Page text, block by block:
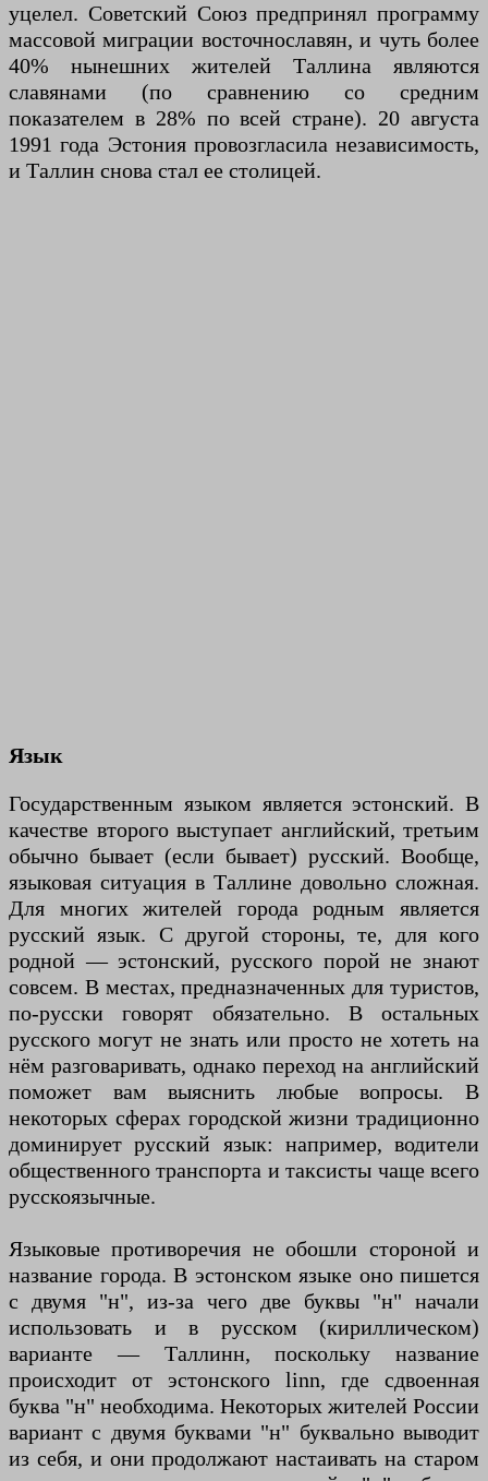
уцелел. Советский Союз предпринял программу
массовой миграции восточнославян, и чуть более
40% нынешних жителей Таллина являются
славянами (по сравнению со средним
показателем в 28% по всей стране). 20 августа
1991 года Эстония провозгласила независимость,
и Таллин снова стал ее столицей.
Язык
Государственным языком является эстонский. В
качестве второго выступает английский, третьим
обычно бывает (если бывает) русский. Вообще,
языковая ситуация в Таллине довольно сложная.
Для многих жителей города родным является
русский язык. С другой стороны, те, для кого
родной — эстонский, русского порой не знают
совсем. В местах, предназначенных для туристов,
по-русски говорят обязательно. В остальных
русского могут не знать или просто не хотеть на
нём разговаривать, однако переход на английский
поможет вам выяснить любые вопросы. В
некоторых сферах городской жизни традиционно
доминирует русский язык: например, водители
общественного транспорта и таксисты чаще всего
русскоязычные.
Языковые противоречия не обошли стороной и
название города. В эстонском языке оно пишется
с двумя "н", из-за чего две буквы "н" начали
использовать и в русском (кириллическом)
варианте — Таллинн, поскольку название
происходит от эстонского linn, где сдвоенная
буква "н" необходима. Некоторых жителей России
вариант с двумя буквами "н" буквально выводит
из себя, и они продолжают настаивать на старом